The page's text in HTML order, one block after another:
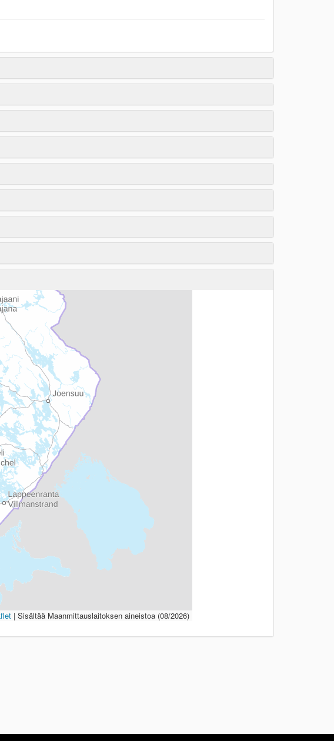
| Sisältää Maanmittauslaitoksen aineistoa (08/2026)